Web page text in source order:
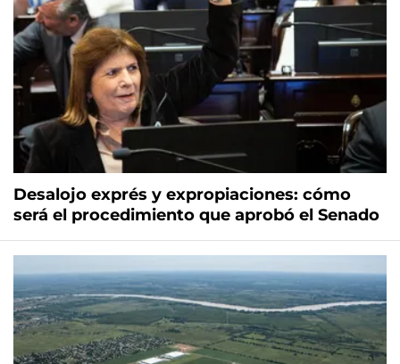
Desalojo exprés y expropiaciones: cómo
será el procedimiento que aprobó el Senado